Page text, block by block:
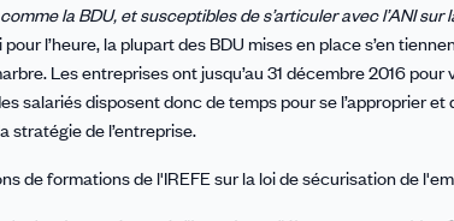
la BDU, et susceptibles de s’articuler avec l’ANI
pour l’heure, la plupart des BDU mises en place s’en
Les entreprises ont jusqu’au 31 décembre 2016
salariés disposent donc de temps pour se l’approprier
stratégie de l’entreprise.
de formations de l'IREFE sur la loi de sécurisation de